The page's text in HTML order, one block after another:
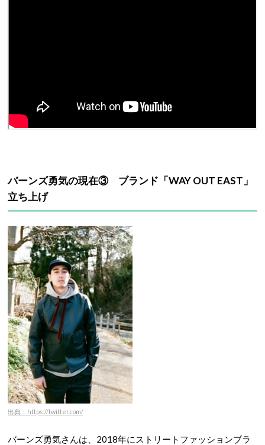
バーンズ勇気の現在③ ブランド「WAY OUT EAST」
立ち上げ
出典：https://twitter.com/
バーンズ勇気さんは、2018年にストリートファッションブラ